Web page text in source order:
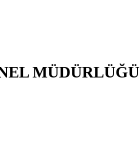
MÜDÜRLÜĞÜ